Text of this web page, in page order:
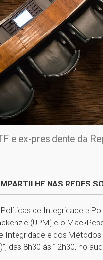
e ex-presidente da
NAS REDES
de Integridade e
(UPM) e o
Integridade e dos
das 8h30 às 12h30, no